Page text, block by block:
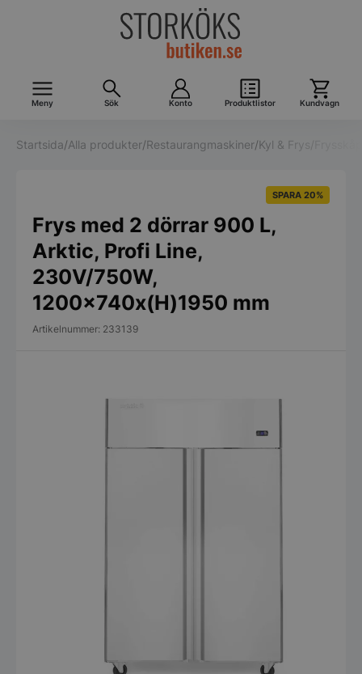
Meny Sök Konto Produktlistor Kundvagn
Startsida/Alla produkter/Restaurangmaskiner/Kyl & Frys /
SPARA 20%
Frys med 2 dörrar 900 L,
Arktic, Profi Line,
230V/750W,
1200x740x(H)1950 mm
Artikelnummer: 233139